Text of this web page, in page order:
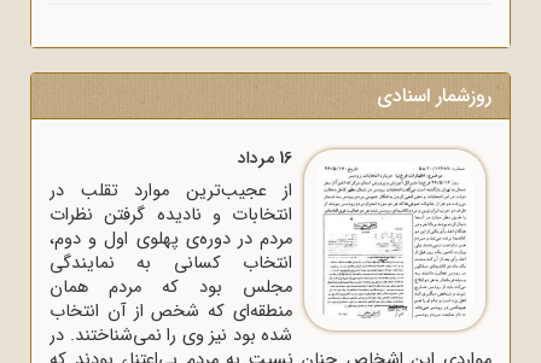
روزشمار اسنادی
16 مرداد
از عجیب‌ترین موارد تقلب در
انتخابات و نادیده گرفتن نظرات
مردم در دوره‌ی پهلوی اول و دوم،
انتخاب کسانی به نمایندگی
مجلس بود که مردم همان
منطقه‌ای که شخص از آن انتخاب
شده بود نیز وی را نمی‌شناختند. در